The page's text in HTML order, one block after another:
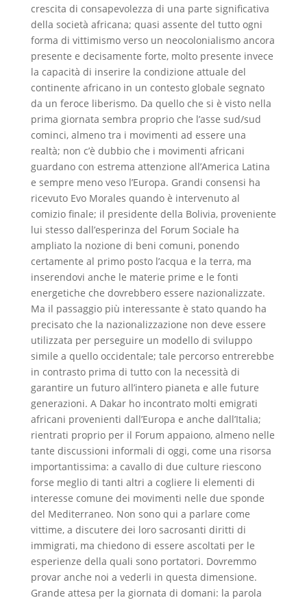
crescita di consapevolezza di una parte significativa
della società africana; quasi assente del tutto ogni
forma di vittimismo verso un neocolonialismo ancora
presente e decisamente forte, molto presente invece
la capacità di inserire la condizione attuale del
continente africano in un contesto globale segnato
da un feroce liberismo. Da quello che si è visto nella
prima giornata sembra proprio che l’asse sud/sud
cominci, almeno tra i movimenti ad essere una
realtà; non c’è dubbio che i movimenti africani
guardano con estrema attenzione all’America Latina
e sempre meno veso l’Europa. Grandi consensi ha
ricevuto Evo Morales quando è intervenuto al
comizio finale; il presidente della Bolivia, proveniente
lui stesso dall’esperinza del Forum Sociale ha
ampliato la nozione di beni comuni, ponendo
certamente al primo posto l’acqua e la terra, ma
inserendovi anche le materie prime e le fonti
energetiche che dovrebbero essere nazionalizzate.
Ma il passaggio più interessante è stato quando ha
precisato che la nazionalizzazione non deve essere
utilizzata per perseguire un modello di sviluppo
simile a quello occidentale; tale percorso entrerebbe
in contrasto prima di tutto con la necessità di
garantire un futuro all’intero pianeta e alle future
generazioni. A Dakar ho incontrato molti emigrati
africani provenienti dall’Europa e anche dall’Italia;
rientrati proprio per il Forum appaiono, almeno nelle
tante discussioni informali di oggi, come una risorsa
importantissima: a cavallo di due culture riescono
forse meglio di tanti altri a cogliere li elementi di
interesse comune dei movimenti nelle due sponde
del Mediterraneo. Non sono qui a parlare come
vittime, a discutere dei loro sacrosanti diritti di
immigrati, ma chiedono di essere ascoltati per le
esperienze della quali sono portatori. Dovremmo
provar anche noi a vederli in questa dimensione.
Grande attesa per la giornata di domani: la parola